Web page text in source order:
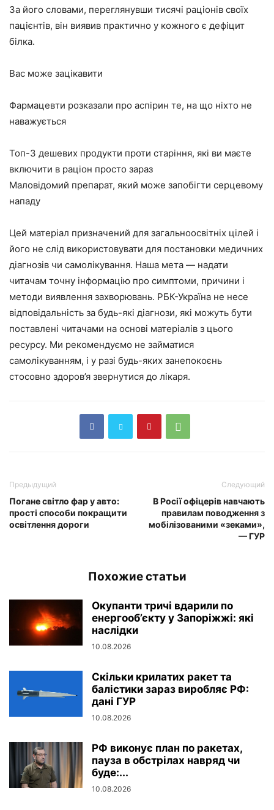
За його словами, переглянувши тисячі раціонів своїх
пацієнтів, він виявив практично у кожного є дефіцит
білка.
Вас може зацікавити
Фармацевти розказали про аспірин те, на що ніхто не
наважується
Топ-3 дешевих продукти проти старіння, які ви маєте
включити в раціон просто зараз
Маловідомий препарат, який може запобігти серцевому
нападу
Цей матеріал призначений для загальноосвітніх цілей і
його не слід використовувати для постановки медичних
діагнозів чи самолікування. Наша мета — надати
читачам точну інформацію про симптоми, причини і
методи виявлення захворювань. РБК-Україна не несе
відповідальність за будь-які діагнози, які можуть бути
поставлені читачами на основі матеріалів з цього
ресурсу. Ми рекомендуємо не займатися
самолікуванням, і у разі будь-яких занепокоєнь
стосовно здоров’я звернутися до лікаря.
Предыдущий
Погане світло фар у авто:
прості способи покращити
освітлення дороги
Следующий
В Росії офіцерів навчають
правилам поводження з
мобілізованими «зеками»,
— ГУР
Похожие статьи
Окупанти тричі вдарили по
енергооб’єкту у Запоріжжі: які
наслідки
10.08.2026
Скільки крилатих ракет та
балістики зараз виробляє РФ:
дані ГУР
10.08.2026
РФ виконує план по ракетах,
пауза в обстрілах навряд чи
буде:...
10.08.2026